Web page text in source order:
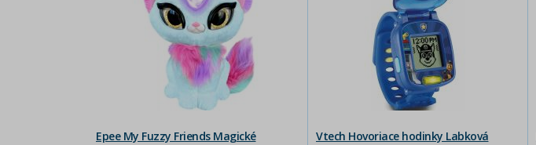
Epee My Fuzzy Friends Magické
Vtech Hovoriace hodinky Labková